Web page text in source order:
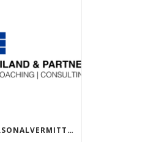
DIE BESTEN PERSONALVERMITTLER IM BEREICH EXECUTIVE SEARCH 2024